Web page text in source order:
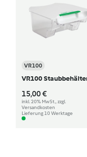
VR100
VR100
15,00 €
inkl. 20% MwSt., zzgl.
Versandkosten
Lieferung 10 Werktage